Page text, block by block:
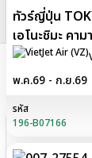
ทัวร์ญี่ปุ่น
เอโนะชิมะ คา
โนรามาบน
พ.ค.69 - ก.ย.69
รหัส
196-B07166